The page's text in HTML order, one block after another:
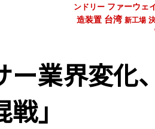
ンドリー ファーウェ
造装置 台湾 新工場
ー業界変化
」